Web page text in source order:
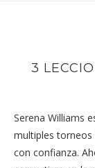
3
Serena Williams
multiples
con confianza.